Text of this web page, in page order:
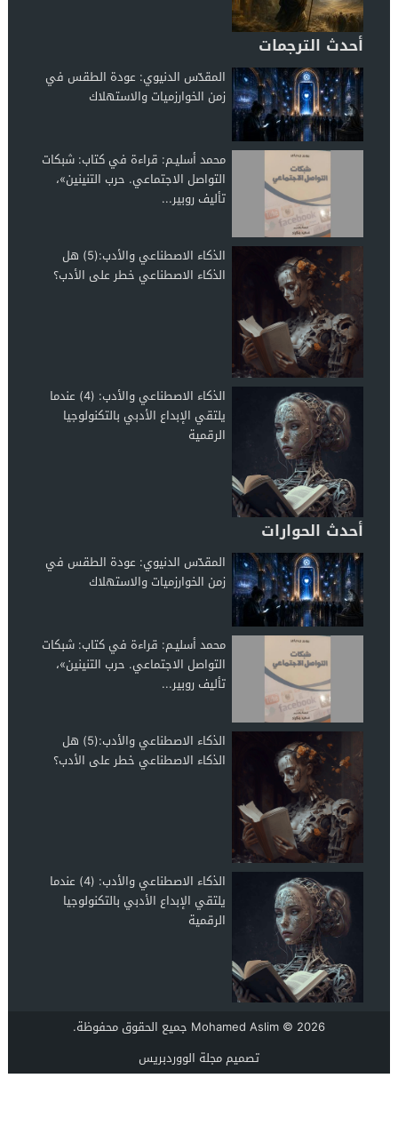
أحدث الترجمات
المقدّس الدنيوي: عودة الطقس في
زمن الخوارزميات والاستهلاك
محمد أسليـم: قراءة في كتاب: شبكات
التواصل الاجتماعي. حرب التنينين»،
تأليف روبير...
الذكاء الاصطناعي والأدب:(5) هل
الذكاء الاصطناعي خطر على الأدب؟
الذكاء الاصطناعي والأدب: (4) عندما
يلتقي الإبداع الأدبي بالتكنولوجيا
الرقمية
أحدث الحوارات
المقدّس الدنيوي: عودة الطقس في
زمن الخوارزميات والاستهلاك
محمد أسليـم: قراءة في كتاب: شبكات
التواصل الاجتماعي. حرب التنينين»،
تأليف روبير...
الذكاء الاصطناعي والأدب:(5) هل
الذكاء الاصطناعي خطر على الأدب؟
الذكاء الاصطناعي والأدب: (4) عندما
يلتقي الإبداع الأدبي بالتكنولوجيا
الرقمية
Mohamed Aslim © 2026 جميع الحقوق محفوظة.
تصميممجلة الووردبريس